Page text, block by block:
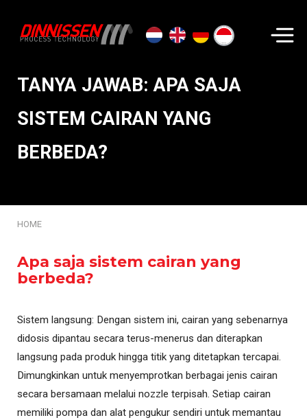
TANYA JAWAB: APA SAJA
SISTEM CAIRAN YANG
BERBEDA?
HOME
Apa saja sistem cairan yang
berbeda?
Sistem langsung: Dengan sistem ini, cairan yang sebenarnya
didosis dipantau secara terus-menerus dan diterapkan
langsung pada produk hingga titik yang ditetapkan tercapai.
Dimungkinkan untuk menyemprotkan berbagai jenis cairan
secara bersamaan melalui nozzle terpisah. Setiap cairan
memiliki pompa dan alat pengukur sendiri untuk memantau